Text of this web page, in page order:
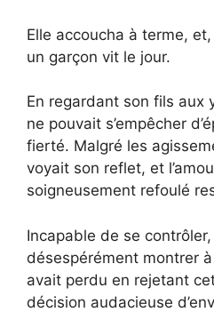
Elle accoucha à terme,
un garçon vit le jour.
En regardant son fils aux
ne pouvait s’empêcher
fierté. Malgré les
voyait son reflet, et
soigneusement refoulé
Incapable de se
désespérément montrer
avait perdu en rejetant
décision audacieuse